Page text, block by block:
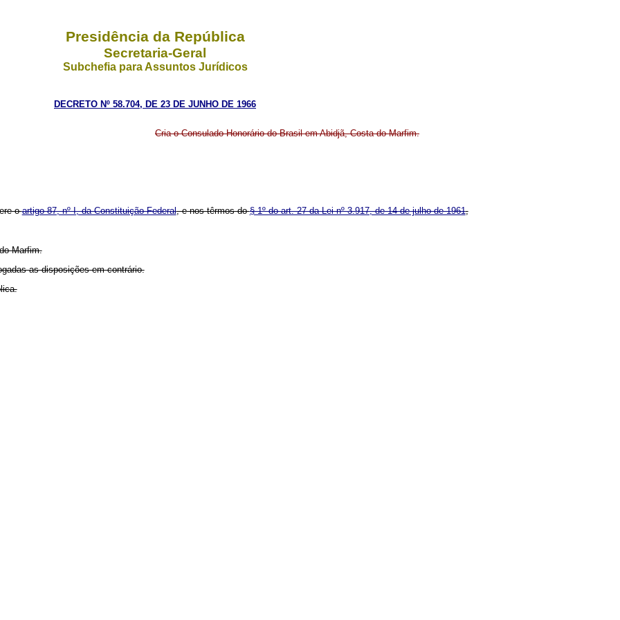
Presidência da República
Secretaria-Geral
Subchefia para Assuntos Jurídicos
DECRETO Nº 58.704, DE 23 DE JUNHO DE 1966
Cria o Consulado Honorário do Brasil em Abidjã, Costa do Marfim.
oartigo 87, nº I, da Constituição Federal, e nos têrmos do§ 1º do art. 27 da Lei nº 3.917, de 14 de julho de 1961,
Marfim.
as disposições em contrário.